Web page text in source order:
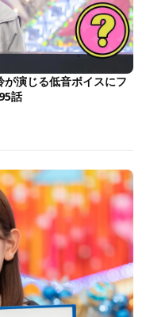
が演じる低音ボイスにフ
話